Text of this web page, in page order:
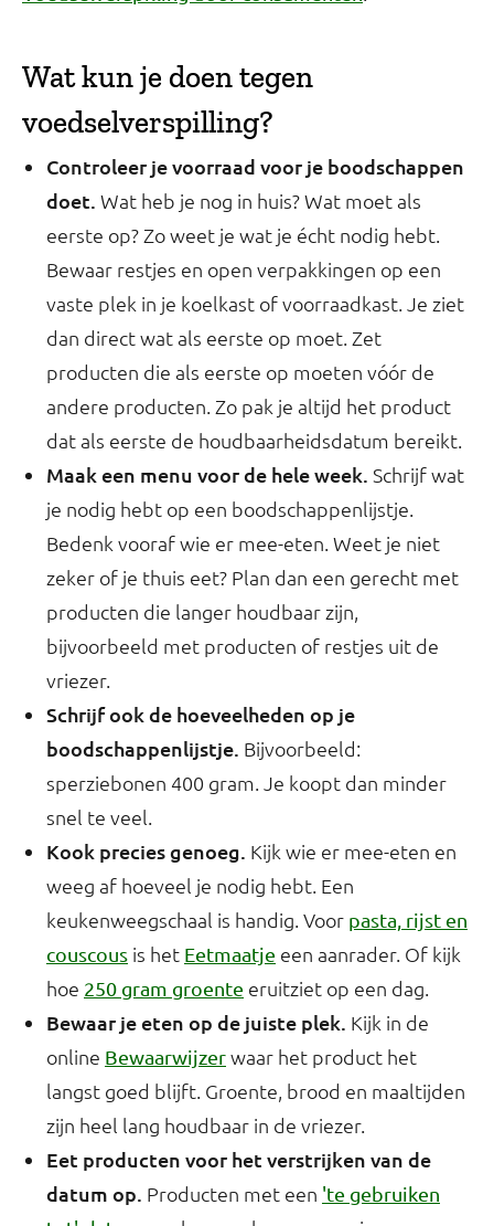
Wat kun je doen tegen
voedselverspilling?
Controleer je voorraad voor je boodschappen
doet. Wat heb je nog in huis? Wat moet als
eerste op? Zo weet je wat je écht nodig hebt.
Bewaar restjes en open verpakkingen op een
vaste plek in je koelkast of voorraadkast. Je ziet
dan direct wat als eerste op moet. Zet
producten die als eerste op moeten vóór de
andere producten. Zo pak je altijd het product
dat als eerste de houdbaarheidsdatum bereikt.
Maak een menu voor de hele week. Schrijf wat
je nodig hebt op een boodschappenlijstje.
Bedenk vooraf wie er mee-eten. Weet je niet
zeker of je thuis eet? Plan dan een gerecht met
producten die langer houdbaar zijn,
bijvoorbeeld met producten of restjes uit de
vriezer.
Schrijf ook de hoeveelheden op je
boodschappenlijstje. Bijvoorbeeld:
sperziebonen 400 gram. Je koopt dan minder
snel te veel.
Kook precies genoeg. Kijk wie er mee-eten en
weeg af hoeveel je nodig hebt. Een
keukenweegschaal is handig. Voor pasta, rijst en
couscous is het Eetmaatje een aanrader. Of kijk
hoe 250 gram groente eruitziet op een dag.
Bewaar je eten op de juiste plek. Kijk in de
online Bewaarwijzerwaar het product het
langst goed blijft. Groente, brood en maaltijden
zijn heel lang houdbaar in de vriezer.
Eet producten voor het verstrijken van de
datum op. Producten met een 'te gebruiken